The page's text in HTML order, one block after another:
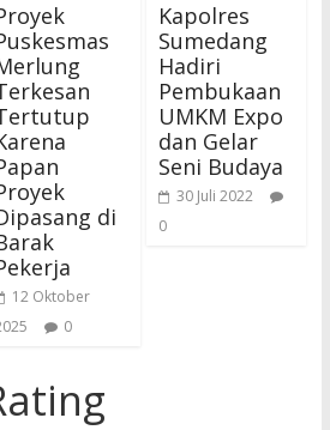
di
12 Oktober
0
Kapolres
Sumedang
Hadiri
Pembukaan
UMKM Expo
dan Gelar
Seni Budaya
30 Juli 2022
0